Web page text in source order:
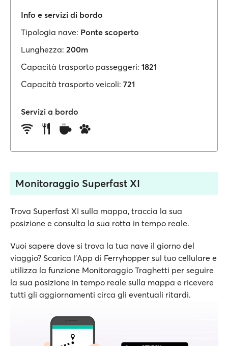
Info e servizi di bordo
Tipologia nave: Ponte scoperto
Lunghezza: 200m
Capacità trasporto passeggeri: 1821
Capacità trasporto veicoli: 721
Servizi a bordo
Monitoraggio Superfast XI
Trova Superfast XI sulla mappa, traccia la sua
posizione e consulta la sua rotta in tempo reale.
Vuoi sapere dove si trova la tua nave il giorno del
viaggio? Scarica l'App di Ferryhopper sul tuo cellulare e
utilizza la funzione Monitoraggio Traghetti per seguire
la sua posizione in tempo reale sulla mappa e ricevere
tutti gli aggiornamenti circa gli eventuali ritardi.